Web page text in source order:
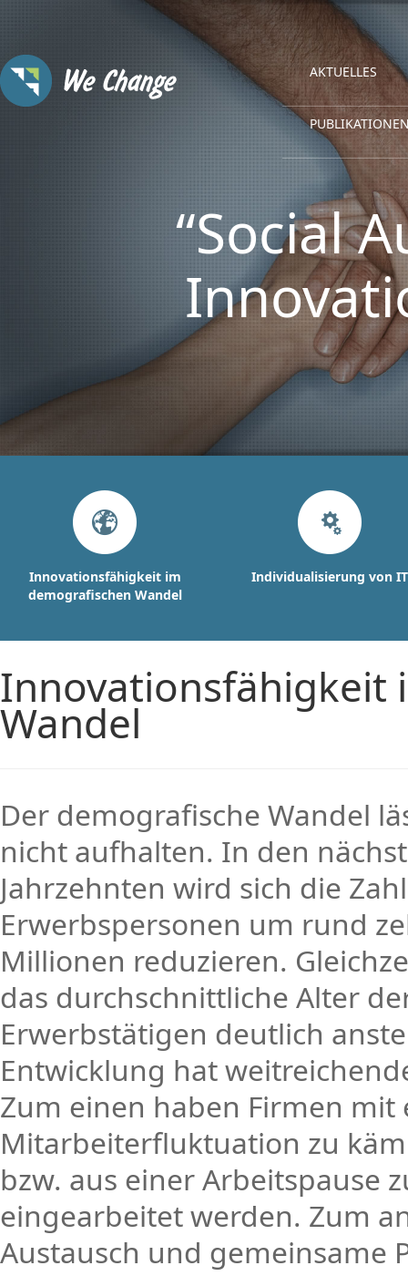
AKTUELLES
“Social
Innovationsfähigkeit im
demografischen Wandel
Individualisierung von IT
Innovationsfähigkeit
Wandel
Der demografische Wandel
nicht aufhalten. In den
Jahrzehnten wird sich die
Erwerbspersonen um rund
Millionen reduzieren.
das durchschnittliche Alter
Erwerbstätigen deutlich
Entwicklung hat
Zum einen haben Firmen
Mitarbeiterfluktuation zu
bzw. aus einer Arbeitspause
eingearbeitet werden. Zum
Austausch und gemeinsame